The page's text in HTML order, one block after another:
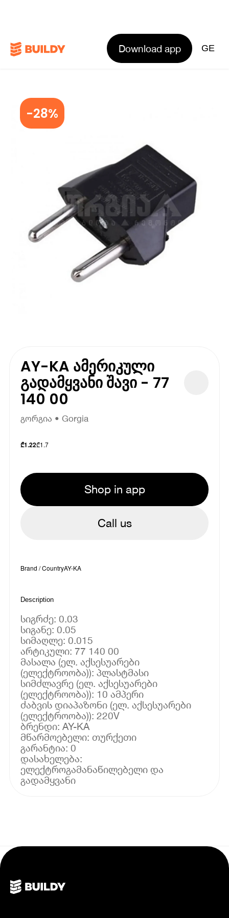
Download app GE
-28%
AY-KA ამერიკული
გადამყვანი შავი - 77
140 00
გორგია • Gorgia
₾1.22₾1.7
Shop in app
Call us
Brand / CountryAY-KA
Description
სიგრძე: 0.03
სიგანე: 0.05
სიმაღლე: 0.015
არტიკული: 77 140 00
მასალა (ელ. აქსესუარები
(ელექტროობა)): პლასტმასი
სიმძლავრე (ელ. აქსესუარები
(ელექტროობა)): 10 ამპერი
ძაბვის დიაპაზონი (ელ. აქსესუარები
(ელექტროობა)): 220V
ბრენდი: AY-KA
მწარმოებელი: თურქეთი
გარანტია: 0
დასახელება:
ელექტროგამანაწილებელი და